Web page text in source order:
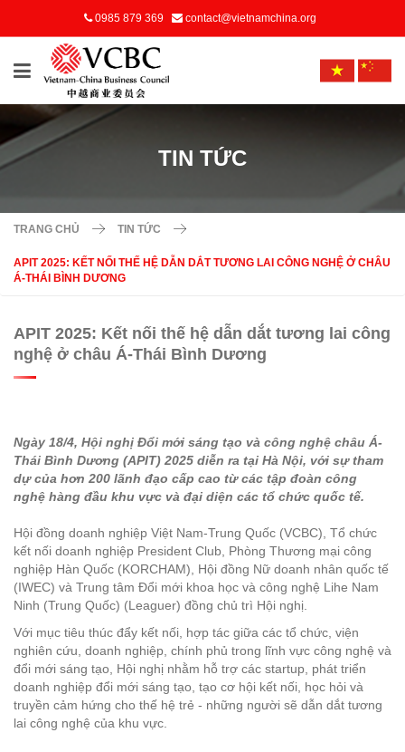
0985 879 369 contact@vietnamchina.org
TIN TỨC
TRANG CHỦ TIN TỨC
APIT 2025: KẾT NỐI THẾ HỆ DẪN DẮT TƯƠNG LAI CÔNG NGHỆ Ở CHÂU
Á-THÁI BÌNH DƯƠNG
APIT 2025: Kết nối thế hệ dẫn dắt tương lai công
nghệ ở châu Á-Thái Bình Dương
Ngày 18/4, Hội nghị Đổi mới sáng tạo và công nghệ châu Á-
Thái Bình Dương (APIT) 2025 diễn ra tại Hà Nội, với sự tham
dự của hơn 200 lãnh đạo cấp cao từ các tập đoàn công
nghệ hàng đầu khu vực và đại diện các tổ chức quốc tế.
Hội đồng doanh nghiệp Việt Nam-Trung Quốc (VCBC), Tổ chức
kết nối doanh nghiệp President Club, Phòng Thương mại công
nghiệp Hàn Quốc (KORCHAM), Hội đồng Nữ doanh nhân quốc tế
(IWEC) và Trung tâm Đổi mới khoa học và công nghệ Lihe Nam
Ninh (Trung Quốc) (Leaguer) đồng chủ trì Hội nghị.
Với mục tiêu thúc đẩy kết nối, hợp tác giữa các tổ chức, viện
nghiên cứu, doanh nghiệp, chính phủ trong lĩnh vực công nghệ và
đổi mới sáng tạo, Hội nghị nhằm hỗ trợ các startup, phát triển
doanh nghiệp đổi mới sáng tạo, tạo cơ hội kết nối, học hỏi và
truyền cảm hứng cho thế hệ trẻ - những người sẽ dẫn dắt tương
lai công nghệ của khu vực.